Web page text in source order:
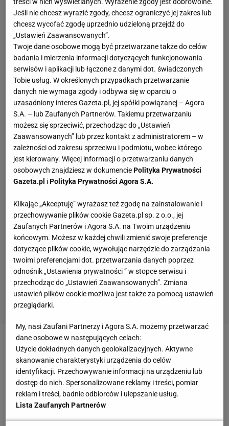
Dominik Lenart: Dlaczego ma Pan żal do Macieja
Purchały o tę wypowiedź?
Grzegorz Pietruczuk, burmistrz dzielnicy Bielany
Ponieważ to, co opowiada pan Purchała, mija się z
prawdą. Nikt się na nikogo nie obraził, to pan
treści w nich wyświetlanych. Wyrażenie zgody jest dobrowolne.
Jeśli nie chcesz wyrazić zgody, chcesz ograniczyć jej zakres lub
chcesz wycofać zgodę uprzednio udzieloną przejdź do
„Ustawień Zaawansowanych”.
Twoje dane osobowe mogą być przetwarzane także do celów
badania i mierzenia informacji dotyczących funkcjonowania
serwisów i aplikacji lub łączone z danymi dot. świadczonych
Tobie usług. W określonych przypadkach przetwarzanie
danych nie wymaga zgody i odbywa się w oparciu o
uzasadniony interes Gazeta.pl, jej spółki powiązanej – Agora
S.A. – lub Zaufanych Partnerów. Takiemu przetwarzaniu
możesz się sprzeciwić, przechodząc do „Ustawień
Zaawansowanych” lub przez kontakt z administratorem – w
zależności od zakresu sprzeciwu i podmiotu, wobec którego
jest kierowany. Więcej informacji o przetwarzaniu danych
osobowych znajdziesz w dokumenciePolityka Prywatności
Gazeta.pl iPolityka Prywatności Agora S.A.
Klikając „Akceptuję” wyrażasz też zgodę na zainstalowanie i
przechowywanie plików cookie Gazeta.pl sp. z o.o., jej
Zaufanych Partnerów i Agora S.A. na Twoim urządzeniu
końcowym. Możesz w każdej chwili zmienić swoje preferencje
dotyczące plików cookie, wywołując narzędzie do zarządzania
twoimi preferencjami dot. przetwarzania danych poprzez
odnośnik „Ustawienia prywatności ” w stopce serwisu i
przechodząc do „Ustawień Zaawansowanych”. Zmiana
ustawień plików cookie możliwa jest także za pomocą ustawień
przeglądarki.
My, nasi Zaufani Partnerzy i Agora S.A. możemy przetwarzać
dane osobowe w następujących celach:
Użycie dokładnych danych geolokalizacyjnych. Aktywne
skanowanie charakterystyki urządzenia do celów
identyfikacji. Przechowywanie informacji na urządzeniu lub
dostęp do nich. Spersonalizowane reklamy i treści, pomiar
reklam i treści, badnie odbiorców i ulepszanie usług.
Lista Zaufanych Partnerów